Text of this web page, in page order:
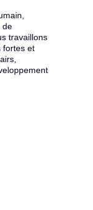
de
travaillons
fortes et